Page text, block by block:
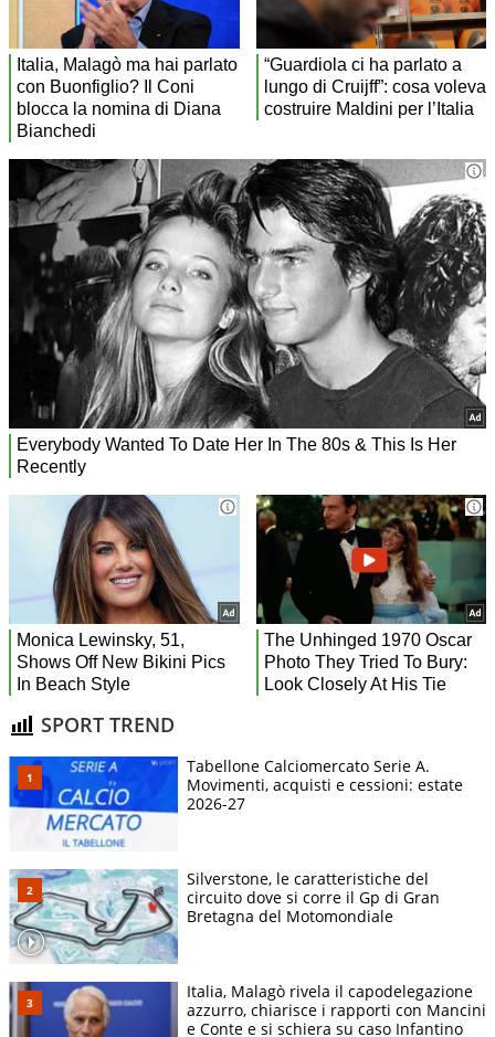
SPORT TREND
Tabellone Calciomercato Serie A.
Movimenti, acquisti e cessioni: estate
2026-27
Silverstone, le caratteristiche del
circuito dove si corre il Gp di Gran
Bretagna del Motomondiale
Italia, Malagò rivela il capodelegazione
azzurro, chiarisce i rapporti con Mancini
e Conte e si schiera su caso Infantino